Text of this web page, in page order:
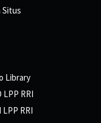
Situs
Library
LPP RRI
LPP RRI